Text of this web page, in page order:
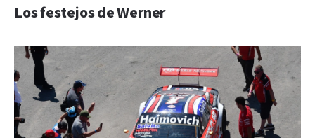
Los festejos de Werner